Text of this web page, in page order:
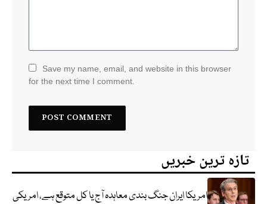
Save my name, email, and website in this browser
for the next time I comment.
تازہ ترین خبریں
امریکا ایران جنگ بندی معاہدہ آج یا کل متوقع ہے، امریکی